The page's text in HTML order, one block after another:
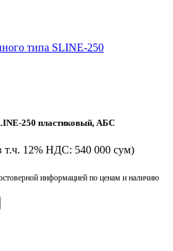
250 пластиковый, АБС
т.ч. 12% НДС: 540 000 сум)
информацией по ценам и наличию